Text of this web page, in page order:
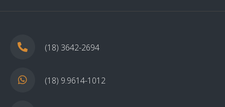
(18) 3642-2694
(18) 9.9614-1012